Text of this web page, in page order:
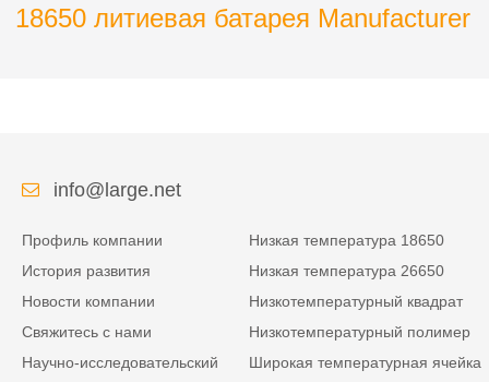
18650 литиевая батарея Manufacturer
info@large.net
Профиль компании
История развития
Новости компании
Свяжитесь с нами
Научно-исследовательский
Низкая температура 18650
Низкая температура 26650
Низкотемпературный квадрат
Низкотемпературный полимер
Широкая температурная ячейка